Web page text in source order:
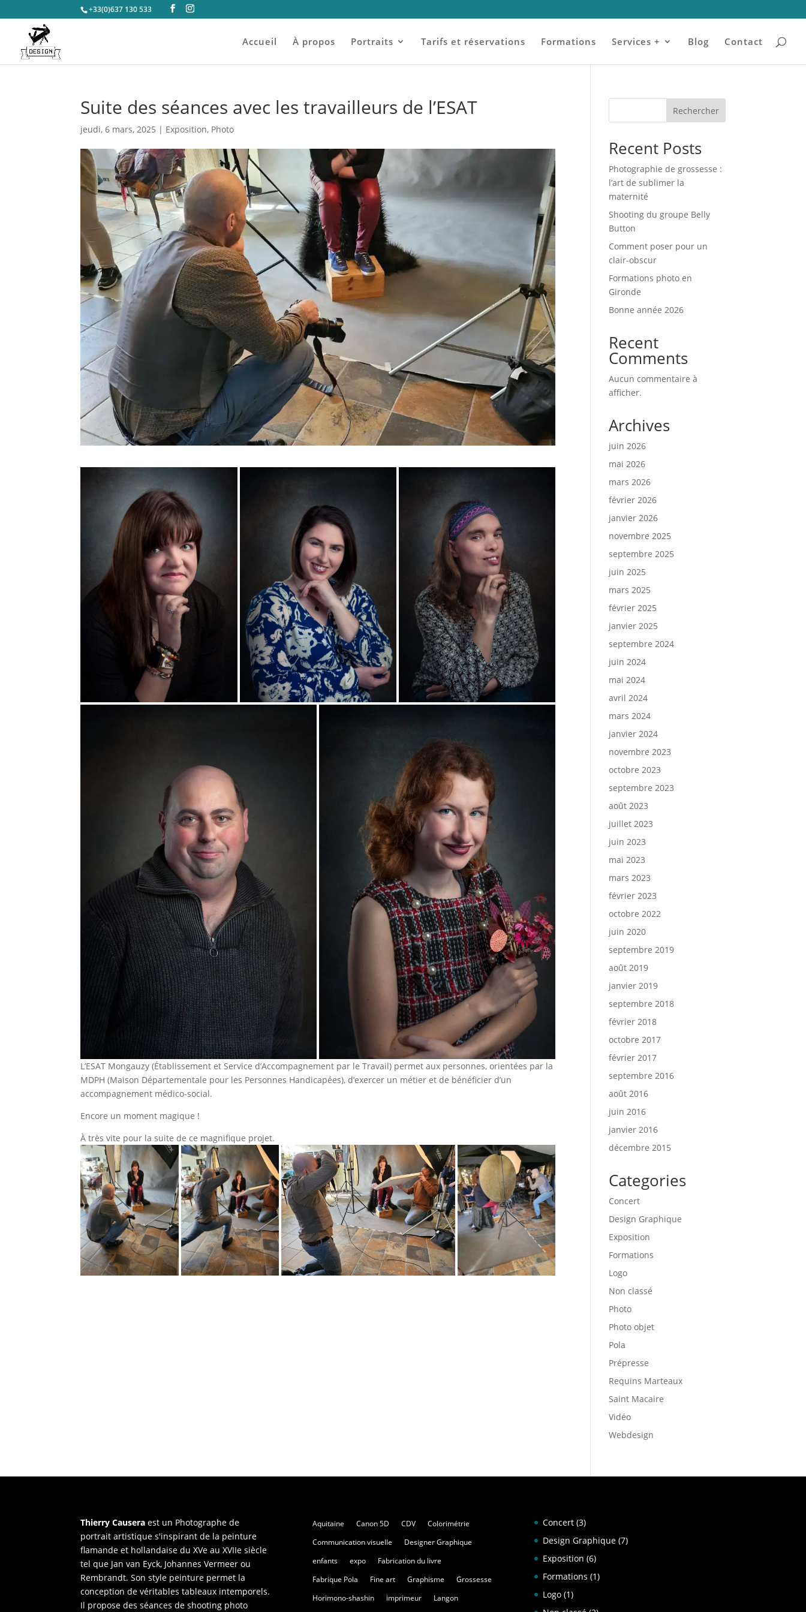
+33(0)637 130 533
Accueil À propos Portraits Tarifs et réservations Formations Services + Blog Contact
Suite des séances avec les travailleurs de l’ESAT
jeudi, 6 mars, 2025 | Exposition, Photo
L’ESAT Mongauzy (Établissement et Service d’Accompagnement par le Travail) permet aux personnes, orientées par la
MDPH (Maison Départementale pour les Personnes Handicapées), d’exercer un métier et de bénéficier d’un
accompagnement médico-social.
Encore un moment magique !
À très vite pour la suite de ce magnifique projet.
Rechercher
Recent Posts
Photographie de grossesse :
l’art de sublimer la
maternité
Shooting du groupe Belly
Button
Comment poser pour un
clair-obscur
Formations photo en
Gironde
Bonne année 2026
Recent
Comments
Aucun commentaire à
afficher.
Archives
juin 2026
mai 2026
mars 2026
février 2026
janvier 2026
novembre 2025
septembre 2025
juin 2025
mars 2025
février 2025
janvier 2025
septembre 2024
juin 2024
mai 2024
avril 2024
mars 2024
janvier 2024
novembre 2023
octobre 2023
septembre 2023
août 2023
juillet 2023
juin 2023
mai 2023
mars 2023
février 2023
octobre 2022
juin 2020
septembre 2019
août 2019
janvier 2019
septembre 2018
février 2018
octobre 2017
février 2017
septembre 2016
août 2016
juin 2016
janvier 2016
décembre 2015
Categories
Concert
Design Graphique
Exposition
Formations
Logo
Non classé
Photo
Photo objet
Pola
Prépresse
Requins Marteaux
Saint Macaire
Vidéo
Webdesign
Thierry Causera est un Photographe de
portrait artistique s'inspirant de la peinture
flamande et hollandaise du XVe au XVIIe siècle
tel que Jan van Eyck, Johannes Vermeer ou
Rembrandt. Son style peinture permet la
conception de véritables tableaux intemporels.
Il propose des séances de shooting photo
Aquitaine Canon 5D CDV
Colorimétrie
Communication visuelle
Designer Graphique
enfants
expo
Fabrication du livre
Fabrique Pola
Fine art Graphisme
Grossesse
Horimono-shashin
imprimeur
Langon
Concert(3)
Design Graphique(7)
Exposition (6)
Formations (1)
Logo(1)